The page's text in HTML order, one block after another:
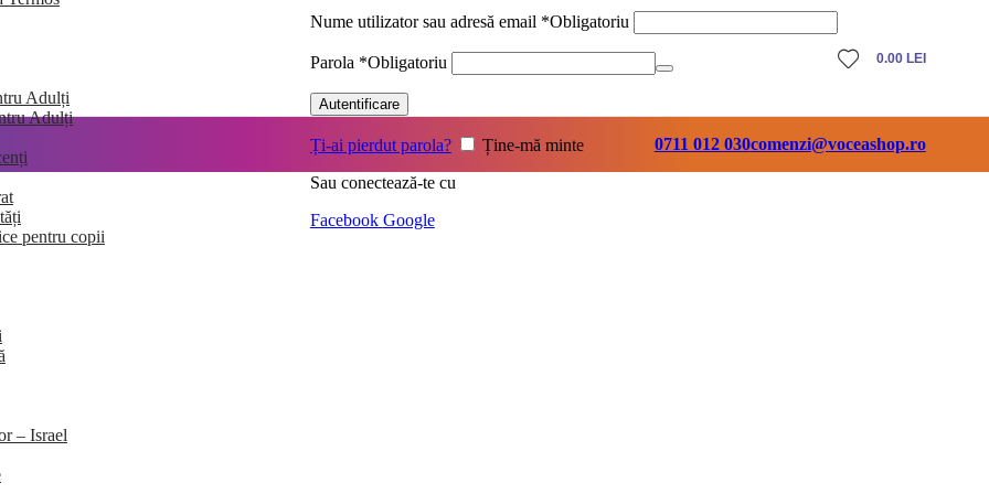
Adulți
Adulți
pentru copii
– Israel
Nume utilizator sau adresă email *Obligatoriu
Parola *Obligatoriu
Autentificare
Ți-ai pierdut parola?
Ține-mă minte
Sau conectează-te cu
Facebook Google
0.00 LEI
0711 012 030comenzi@voceashop.ro